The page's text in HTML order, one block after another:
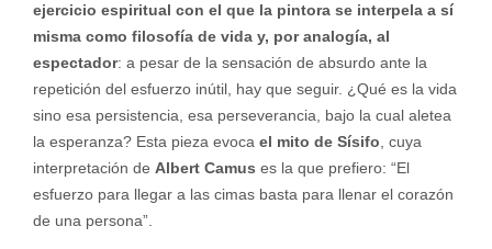
ejercicio espiritual con el que la pintora se interpela a sí
misma como filosofía de vida y, por analogía, al
espectador: a pesar de la sensación de absurdo ante la
repetición del esfuerzo inútil, hay que seguir. ¿Qué es la vida
sino esa persistencia, esa perseverancia, bajo la cual aletea
la esperanza? Esta pieza evoca el mito de Sísifo, cuya
interpretación de Albert Camus es la que prefiero: “El
esfuerzo para llegar a las cimas basta para llenar el corazón
de una persona”.